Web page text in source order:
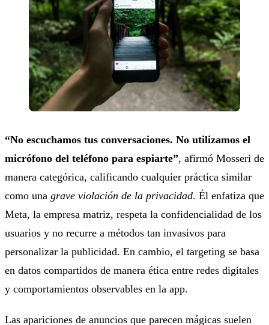
“No escuchamos tus conversaciones. No utilizamos el
micrófono del teléfono para espiarte”, afirmó Mosseri de
manera categórica, calificando cualquier práctica similar
como una grave violación de la privacidad. Él enfatiza que
Meta, la empresa matriz, respeta la confidencialidad de los
usuarios y no recurre a métodos tan invasivos para
personalizar la publicidad. En cambio, el targeting se basa
en datos compartidos de manera ética entre redes digitales
y comportamientos observables en la app.
Las apariciones de anuncios que parecen mágicas suelen